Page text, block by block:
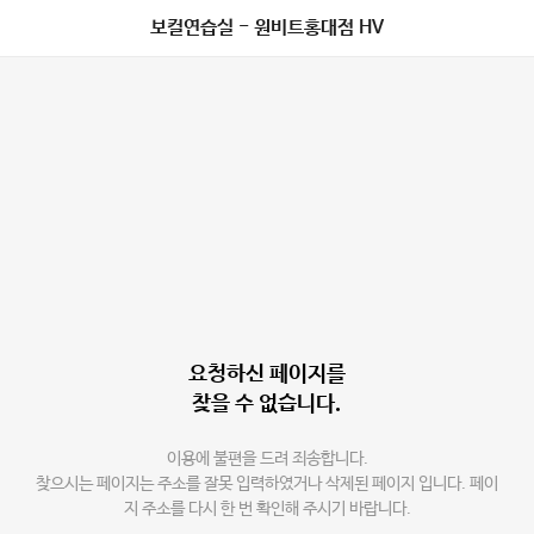
보컬연습실 - 원비트홍대점 HV
요청하신 페이지를
찾을 수 없습니다.
이용에 불편을 드려 죄송합니다.
찾으시는 페이지는 주소를 잘못 입력하였거나 삭제된 페이지 입니다. 페이
지 주소를 다시 한 번 확인해 주시기 바랍니다.